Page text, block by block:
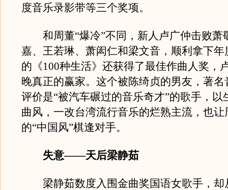
度音乐录影带等三个奖项。
和周董“爆冷”不同，新人卢广仲击败萧
嘉、王若琳、萧闳仁和梁文音，顺利拿下年
的《100种生活》还获得了最佳作曲人奖，
晚真正的赢家。这个被陈绮贞的男友，著名
评价是“被汽车碾过的音乐奇才”的歌手，以
曲风，一改台湾流行音乐的烂熟主流，也让
的“中国风”棋逢对手。
失意——天后梁静茹
梁静茹数度入围金曲奖国语女歌手，却